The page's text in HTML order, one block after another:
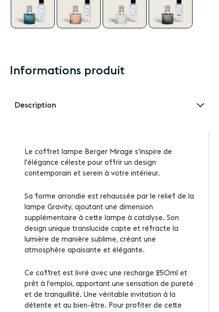
Informations produit
Description
Le coffret lampe Berger Mirage s'inspire de
l'élégance céleste pour offrir un design
contemporain et serein à votre intérieur.
Sa forme arrondie est rehaussée par le relief de la
lampe Gravity, ajoutant une dimension
supplémentaire à cette lampe à catalyse. Son
design unique translucide capte et réfracte la
lumière de manière sublime, créant une
atmosphère apaisante et élégante.
Ce coffret est livré avec une recharge 250ml et
prêt à l'emploi, apportant une sensation de pureté
et de tranquillité. Une véritable invitation à la
détente et au bien-être. Pour profiter de cette